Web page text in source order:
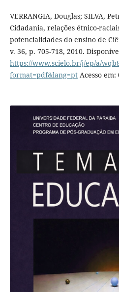
VERRANGIA, Douglas; SILVA,
Cidadania, relações étnico-
potencialidades do ensino de
v. 36, p. 705-718, 2010.
https://www.scielo.br/j/ep/a/
format=pdf&lang=ptAcesso em: